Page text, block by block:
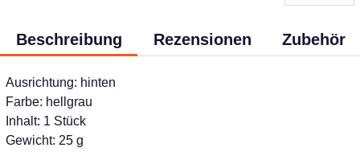
Beschreibung Rezensionen Zubehör
Ausrichtung: hinten
Farbe: hellgrau
Inhalt: 1 Stück
Gewicht: 25 g